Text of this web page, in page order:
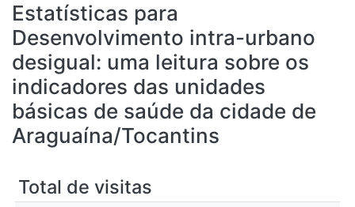
Estatísticas para
Desenvolvimento intra-urbano
desigual: uma leitura sobre os
indicadores das unidades
básicas de saúde da cidade de
Araguaína/Tocantins
Total de visitas